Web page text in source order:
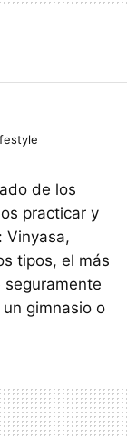
de los
practicar y
Vinyasa,
tipos, el más
gimnasio o